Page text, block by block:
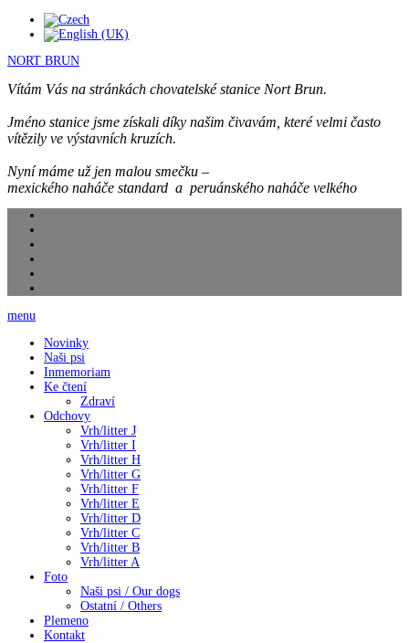
NORT BRUN
Vítám Vás na stránkách chovatelské stanice Nort Brun.
Jméno stanice jsme získali díky našim čivavám, které velmi často
vítězily ve výstavních kruzích.
Nyní máme už jen malou smečku –
mexického naháče standard a peruánského naháče velkého
menu
Novinky
Naši psi
Inmemoriam
Ke čtení
Zdraví
Odchovy
Vrh/litter J
Vrh/litter I
Vrh/litter H
Vrh/litter G
Vrh/litter F
Vrh/litter E
Vrh/litter D
Vrh/litter C
Vrh/litter B
Vrh/litter A
Foto
Naši psi / Our dogs
Ostatní / Others
Plemeno
Kontakt